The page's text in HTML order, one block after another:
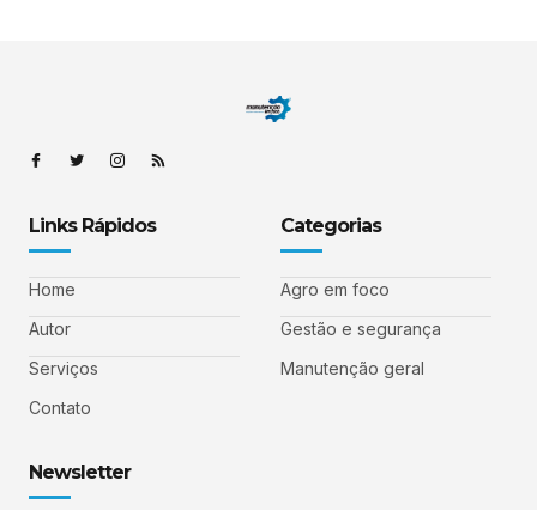
Links Rápidos
Home
Autor
Serviços
Contato
Categorias
Agro em foco
Gestão e segurança
Manutenção geral
Newsletter